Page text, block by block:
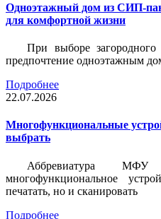
Одноэтажный дом из СИП-
для комфортной жизни
При выборе
предпочтение одноэтажным
Подробнее
22.07.2026
Многофункциональные
выбрать
Аббревиатура МФУ
многофункциональное
печатать, но и сканировать
Подробнее